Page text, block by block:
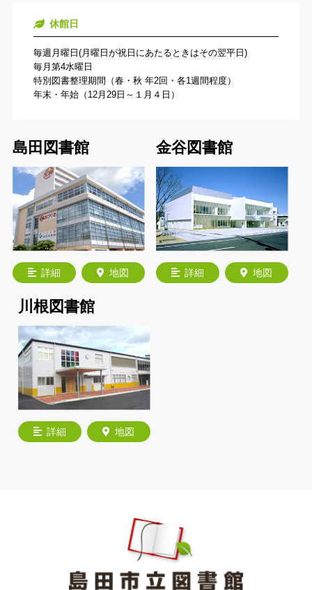
休館日
毎週月曜日(月曜日が祝日にあたるときはその翌平日)
毎月第4水曜日
特別図書整理期間（春・秋 年2回・各1週間程度）
年末・年始（12月29日～１月４日）
詳細 地図
島田図書館
詳細 地図
金谷図書館
詳細 地図
川根図書館